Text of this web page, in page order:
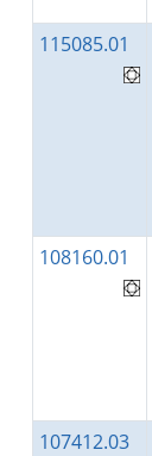
115085.01
108160.01
107412.03